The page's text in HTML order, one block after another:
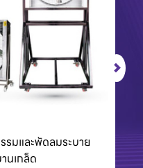
มและพัดลมระบาย
นเกล็ด